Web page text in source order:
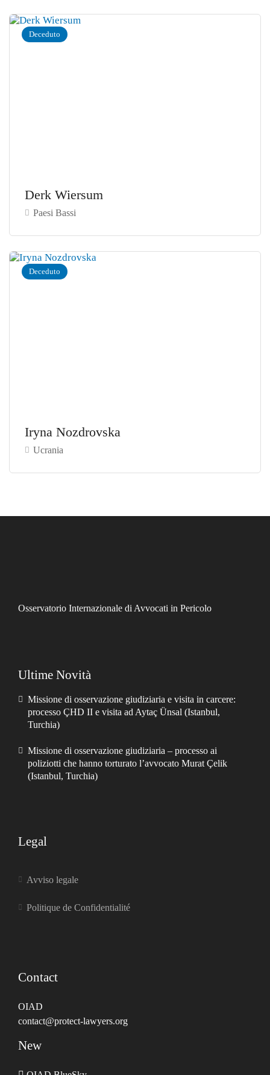
Deceduto
Derk Wiersum
Paesi Bassi
Deceduto
Iryna Nozdrovska
Ucrania
Osservatorio Internazionale di Avvocati in Pericolo
Ultime Novità
Missione di osservazione giudiziaria e visita in carcere:
processo ÇHD II e visita ad Aytaç Ünsal (Istanbul,
Turchia)
Missione di osservazione giudiziaria – processo ai
poliziotti che hanno torturato l’avvocato Murat Çelik
(Istanbul, Turchia)
Legal
Avviso legale
Politique de Confidentialité
Contact
OIAD
contact@protect-lawyers.org
New